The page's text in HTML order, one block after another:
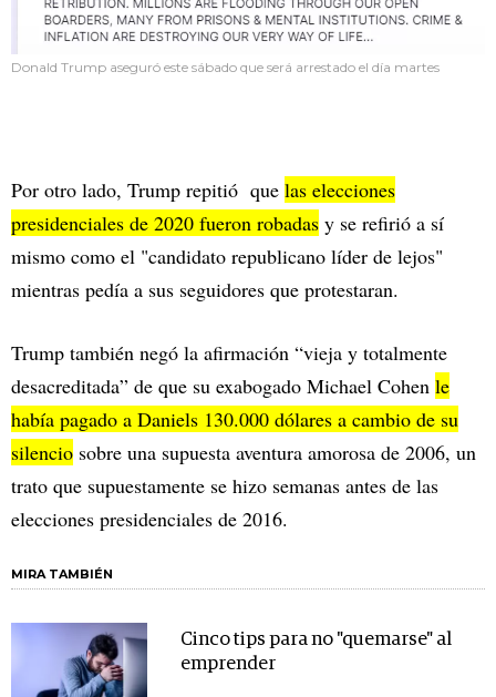
Donald Trump aseguró este sábado que será arrestado el día martes
Por otro lado, Trump repitió que las elecciones
presidenciales de 2020 fueron robadas y se refirió a sí
mismo como el "candidato republicano líder de lejos"
mientras pedía a sus seguidores que protestaran.
Trump también negó la afirmación “vieja y totalmente
desacreditada” de que su exabogado Michael Cohen le
había pagado a Daniels 130.000 dólares a cambio de su
silencio sobre una supuesta aventura amorosa de 2006, un
trato que supuestamente se hizo semanas antes de las
elecciones presidenciales de 2016.
MIRA TAMBIÉN
Cinco tips para no "quemarse" al
emprender